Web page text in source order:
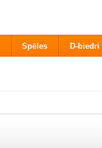
Spēles D-biedri